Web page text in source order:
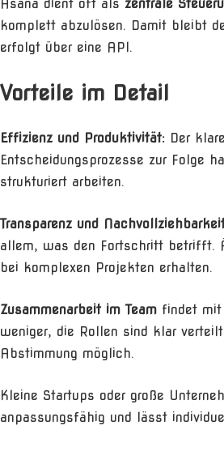
Asana dient oft als zentrale
komplett abzulösen. Damit bleibt
erfolgt über eine API.
Vorteile im Detail
Effizienz und Produktivität: Der
Entscheidungsprozesse zur Folge
strukturiert arbeiten.
Transparenz und
allem, was den Fortschritt betrifft.
bei komplexen Projekten erhalten.
Zusammenarbeit im Team findet mit
weniger, die Rollen sind klar
Abstimmung möglich.
Kleine Startups oder große
anpassungsfähig und lässt